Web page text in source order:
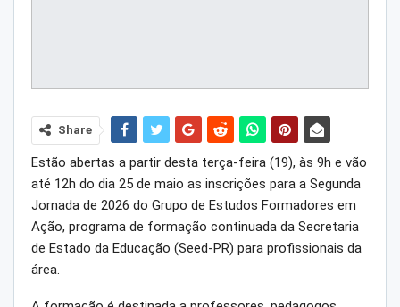
Share
Estão abertas a partir desta terça-feira (19), às 9h e vão
até 12h do dia 25 de maio as inscrições para a Segunda
Jornada de 2026 do Grupo de Estudos Formadores em
Ação, programa de formação continuada da Secretaria
de Estado da Educação (Seed-PR) para profissionais da
área.